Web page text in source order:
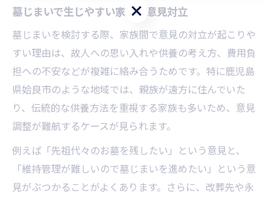
墓じまいで生じやすい家族の意見対立
墓じまいを検討する際、家族間で意見の対立が起こりや
すい理由は、故人への思い入れや供養の考え方、費用負
担への不安などが複雑に絡み合うためです。特に鹿児島
県姶良市のような地域では、親族が遠方に住んでいた
り、伝統的な供養方法を重視する家族も多いため、意見
調整が難航するケースが見られます。
例えば「先祖代々のお墓を残したい」という意見と、
「維持管理が難しいので墓じまいを進めたい」という意
見がぶつかることがよくあります。さらに、改葬先や永
お気軽にお問い合わせください